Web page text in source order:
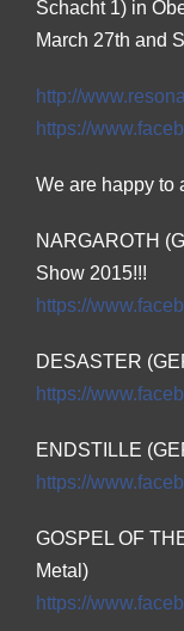
Schacht 1) in
March 27th and
http://
https://
We are happy to
NARGAROTH
Show 2015!!!
https://
DESASTER
https://
ENDSTILLE
https://
GOSPEL OF
Metal)
https://